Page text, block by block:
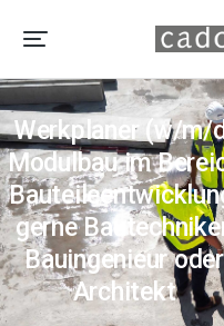
Werkplaner (w/m/
Modulbau im
gerne
Bauingenieur oder
Architekt